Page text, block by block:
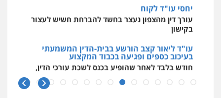
יחסי עו"ד לקוח
עורך דין מהצפון נעצר בחשד להברחת חשיש לעצור
בקישון
עו"ד ליאור קצב הורשע בבית-הדין המשמעתי
בעיכוב כספים ופגיעה בכבוד המקצוע
חודש בלבד לאחר שהופיע בכנס לשכת עורכי הדין,